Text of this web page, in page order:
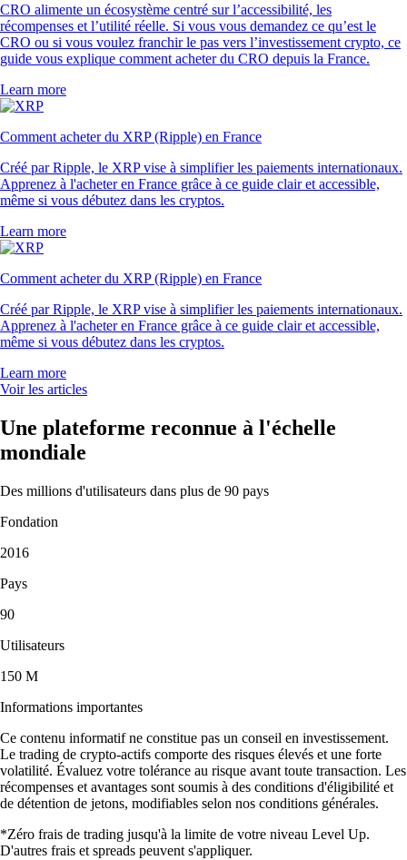
CRO alimente un écosystème centré sur l’accessibilité, les
récompenses et l’utilité réelle. Si vous vous demandez ce qu’est le
CRO ou si vous voulez franchir le pas vers l’investissement crypto, ce
guide vous explique comment acheter du CRO depuis la France.
Learn more
Comment acheter du XRP (Ripple) en France
Créé par Ripple, le XRP vise à simplifier les paiements internationaux.
Apprenez à l'acheter en France grâce à ce guide clair et accessible,
même si vous débutez dans les cryptos.
Learn more
Comment acheter du XRP (Ripple) en France
Créé par Ripple, le XRP vise à simplifier les paiements internationaux.
Apprenez à l'acheter en France grâce à ce guide clair et accessible,
même si vous débutez dans les cryptos.
Learn more
Voir les articles
Une plateforme reconnue à l'échelle
mondiale
Des millions d'utilisateurs dans plus de 90 pays
Fondation
2016
Pays
90
Utilisateurs
150 M
Informations importantes
Ce contenu informatif ne constitue pas un conseil en investissement.
Le trading de crypto-actifs comporte des risques élevés et une forte
volatilité. Évaluez votre tolérance au risque avant toute transaction. Les
récompenses et avantages sont soumis à des conditions d'éligibilité et
de détention de jetons, modifiables selon nos conditions générales.
*Zéro frais de trading jusqu'à la limite de votre niveau Level Up.
D'autres frais et spreads peuvent s'appliquer.